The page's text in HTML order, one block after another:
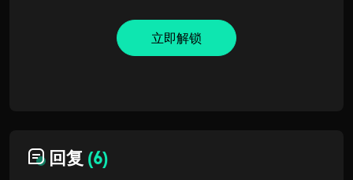
立即解锁
回复 (6)